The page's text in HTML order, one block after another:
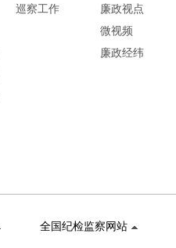
巡察工作
廉政视点
微视频
廉政经纬
全国纪检监察网站